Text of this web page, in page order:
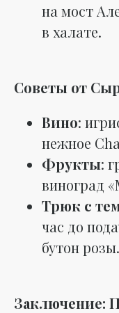
на мост
в халате.
Советы от
Вино:
нежное
Фрукты:
виноград
Трюк с
час до
бутон розы.
Заключение: